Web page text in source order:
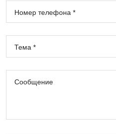
Номер телефона *
Тема *
Сообщение